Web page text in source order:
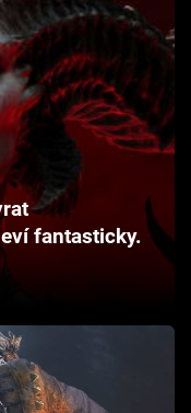
fantasticky.